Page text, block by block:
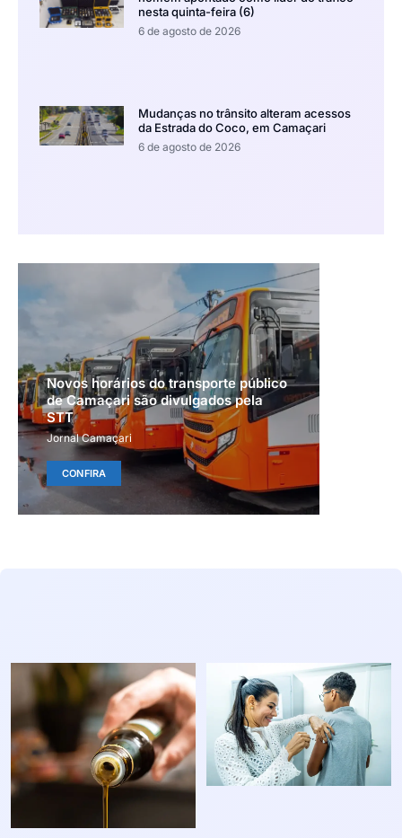
nesta quinta-feira (6)
6 de agosto de 2026
Mudanças no trânsito alteram acessos
da Estrada do Coco, em Camaçari
6 de agosto de 2026
Novos horários do transporte público
de Camaçari são divulgados pela
STT
Jornal Camaçari
CONFIRA